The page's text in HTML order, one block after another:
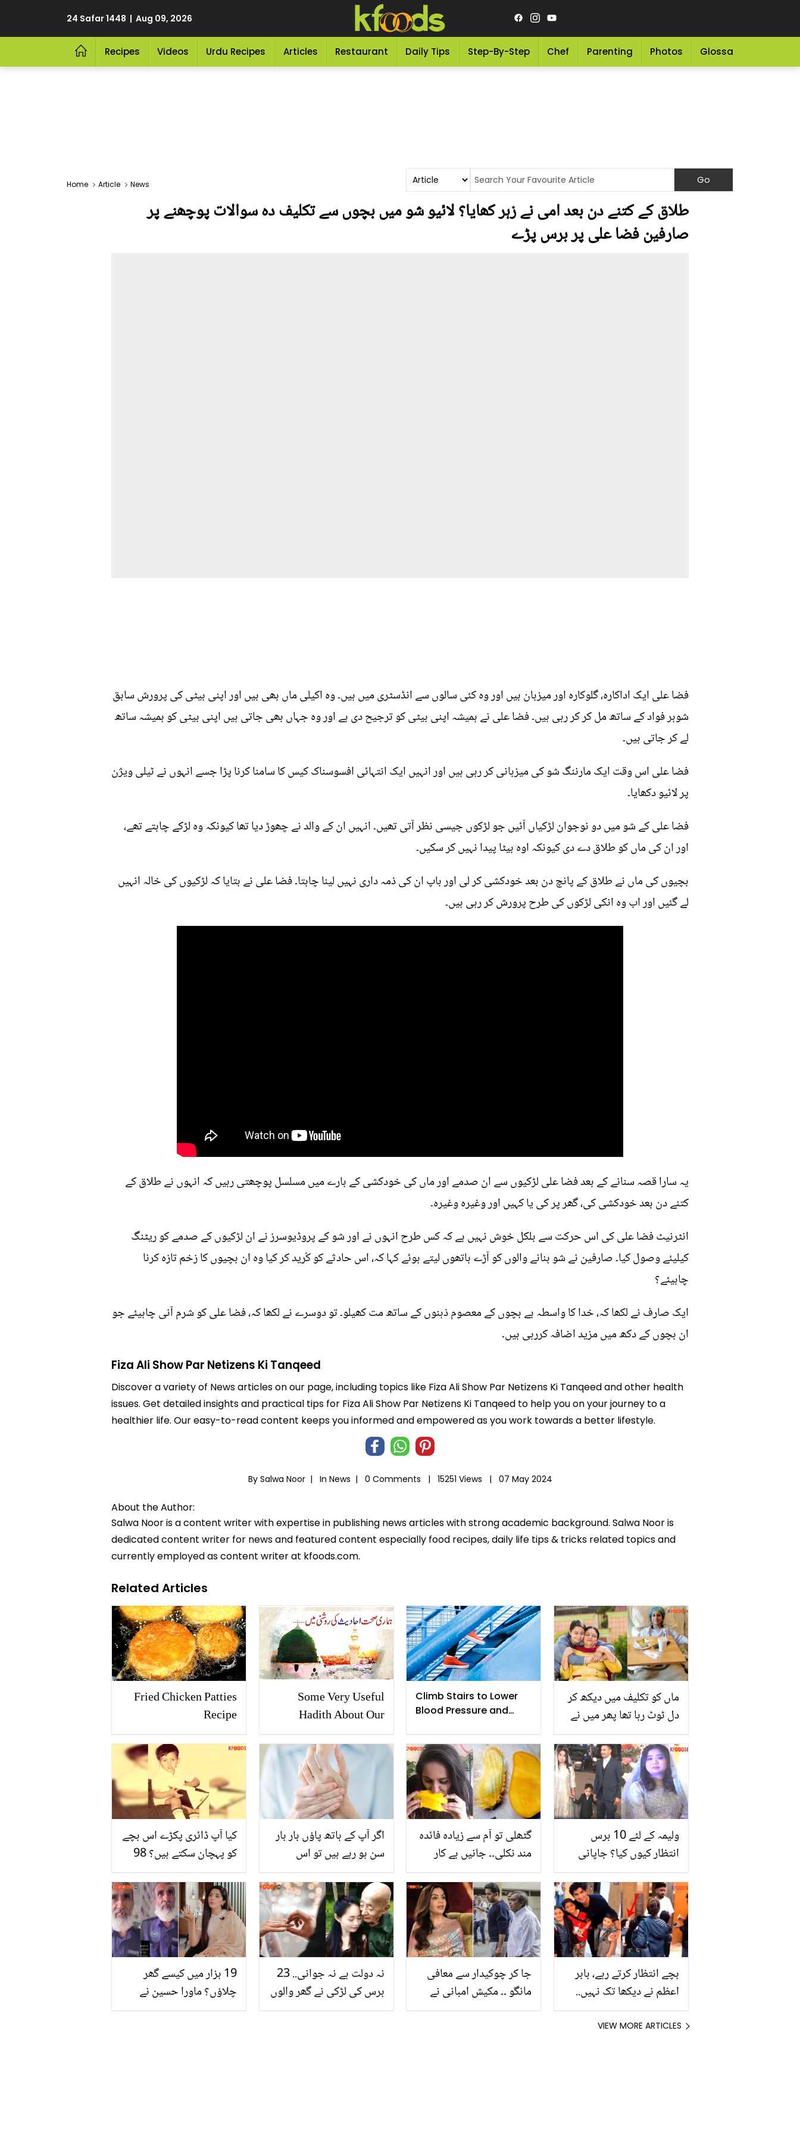
24 Safar 1448 | Aug 09, 2026
Recipes Videos Urdu Recipes Articles Restaurant Daily Tips Step-By-Step Chef Parenting Photos Glossary
Home Article News
طلاق کے کتنے دن بعد امی نے زہر کھایا؟ لائیو شو میں بچوں سے تکلیف دہ سوالات پوچھنے پر
صارفین فضا علی پر برس پڑے
فضا علی ایک اداکارہ، گلوکارہ اور میزبان ہیں اور وہ کئی سالوں سے انڈسٹری میں ہیں۔ وہ اکیلی ماں بھی ہیں اور اپنی بیٹی کی پرورش سابق
شوہر فواد کے ساتھ مل کر کر رہی ہیں۔ فضا علی نے ہمیشہ اپنی بیٹی کو ترجیح دی ہے اور وہ جہاں بھی جاتی ہیں اپنی بیٹی کو ہمیشہ ساتھ
لے کر جاتی ہیں۔
فضا علی اس وقت ایک مارننگ شو کی میزبانی کر رہی ہیں اور انہیں ایک انتہائی افسوسناک کیس کا سامنا کرنا پڑا جسے انہوں نے ٹیلی ویژن
پر لائیو دکھایا۔
فضا علی کے شو میں دو نوجوان لڑکیاں آئیں جو لڑکوں جیسی نظر آتی تھیں۔ انہیں ان کے والد نے چھوڑ دیا تھا کیونکہ وہ لڑکے چاہتے تھے،
اور ان کی ماں کو طلاق دے دی کیونکہ اوہ بیٹا پیدا نہیں کر سکیں۔
بچیوں کی ماں نے طلاق کے پانچ دن بعد خودکشی کر لی اور باپ ان کی ذمہ داری نہیں لینا چاہتا۔ فضا علی نے بتایا کہ لڑکیوں کی خالہ انہیں
لے گئیں اور اب وہ انکی لڑکوں کی طرح پرورش کر رہی ہیں۔
یہ سارا قصہ سنانے کے بعد فضا علی لڑکیوں سے ان صدمے اور ماں کی خودکشی کے بارے میں مسلسل پوچھتی رہیں کہ انہوں نے طلاق کے
کتنے دن بعد خودکشی کی، گھر پر کی یا کہیں اور وغیرہ وغیرہ۔
انٹرنیٹ فضا علی کی اس حرکت سے بلکل خوش نہیں ہے کہ کس طرح انہوں نے اور شو کے پروڈیوسرز نے ان لڑکیوں کے صدمے کو ریٹنگ
کیلیئے وصول کیا۔ صارفین نے شو بنانے والوں کو آڑے ہاتھوں لیتے ہوئے کہا کہ، اس حادثے کو کُرید کر کیا وہ ان بچیوں کا زخم تازہ کرنا
چاہیئے؟
ایک صارف نے لکھا کہ، خدا کا واسطہ ہے بچوں کے معصوم ذہنوں کے ساتھ مت کھیلو۔ تو دوسرے نے لکھا کہ، فضا علی کو شرم آنی چاہیئے جو
ان بچوں کے دکھ میں مزید اضافہ کررہی ہیں۔
Fiza Ali Show Par Netizens Ki Tanqeed
Discover a variety of News articles on our page, including topics like Fiza Ali Show Par Netizens Ki Tanqeed and other health
issues. Get detailed insights and practical tips for Fiza Ali Show Par Netizens Ki Tanqeed to help you on your journey to a
healthier life. Our easy-to-read content keeps you informed and empowered as you work towards a better lifestyle.
By Salwa Noor | In News | 0 Comments | 15251 Views | 07 May 2024
About the Author:
Salwa Noor is a content writer with expertise in publishing news articles with strong academic background. Salwa Noor is
dedicated content writer for news and featured content especially food recipes, daily life tips & tricks related topics and
currently employed as content writer at kfoods.com.
Related Articles
Fried Chicken Patties
Recipe
Some Very Useful
Hadith About Our
Climb Stairs to Lower
Blood Pressure and
ماں کو تکلیف میں دیکھ کر
دل ٹوٹ رہا تھا پھر میں نے
جان بچانے کے لئے ایسا کیا
کیا کہ آج وہ اپنی بیٹی پر
فخر کرتی ہیں؟
کیا آپ ڈائری پکڑے اس بچے
کو پہچان سکتے ہیں؟ 98
اگر آپ کے ہاتھ پاؤں بار بار
سن ہو رہے ہیں تو اس
سمجھیں یہ ان خطرناک
بیماریوں. کی نشانی
ہوسکتی ہے
گٹھلی تو آم سے زیادہ فائدہ
مند نکلی۔۔ جانیں بے کار
گٹھلیاں آپ کس طرح
استعمال کر سکتے ہیں؟
ولیمہ کے لئے 10 برس
انتظار کیوں کیا؟ جاپانی
ننھے بیٹے کے ساتھ ولیمہ!
دلچسپ ویڈیو وائرل
19 ہزار میں کیسے گھر
چلاؤں؟ ماورا حسین نے
نہ دولت ہے نہ جوانی.. 23
برس کی لڑکی نے گھر والوں
جا کر چوکیدار سے معافی
مانگو ۔۔ مکیش امبانی نے
بچے انتظار کرتے رہے، بابر
اعظم نے دیکھا تک نہیں..
کو کیسے ہنسایا؟ خوبصورت
VIEW MORE ARTICLES